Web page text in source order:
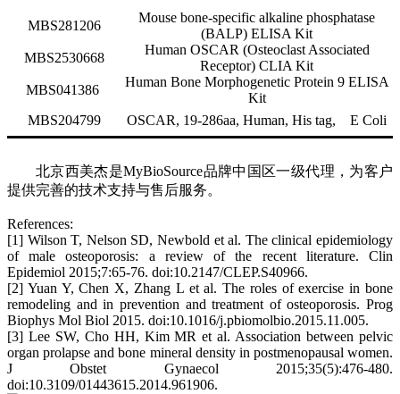
MBS281206
Mouse bone-specific alkaline phosphatase
(BALP) ELISA Kit
MBS2530668
Human OSCAR (Osteoclast Associated
Receptor) CLIA Kit
MBS041386,
Human Bone Morphogenetic Protein 9 ELISA
Kit
MBS204799
OSCAR, 19-286aa, Human, His tag, E Coli
北京西美杰是MyBioSource品牌中国区一级代理，为客户
提供完善的技术支持与售后服务。
References:
[1] Wilson T, Nelson SD, Newbold et al. The clinical epidemiology
of male osteoporosis: a review of the recent literature. Clin
Epidemiol 2015;7:65-76. doi:10.2147/CLEP.S40966.
[2] Yuan Y, Chen X, Zhang L et al. The roles of exercise in bone
remodeling and in prevention and treatment of osteoporosis. Prog
Biophys Mol Biol 2015. doi:10.1016/j.pbiomolbio.2015.11.005.
[3] Lee SW, Cho HH, Kim MR et al. Association between pelvic
organ prolapse and bone mineral density in postmenopausal women.
J Obstet Gynaecol 2015;35(5):476-480.
doi:10.3109/01443615.2014.961906.